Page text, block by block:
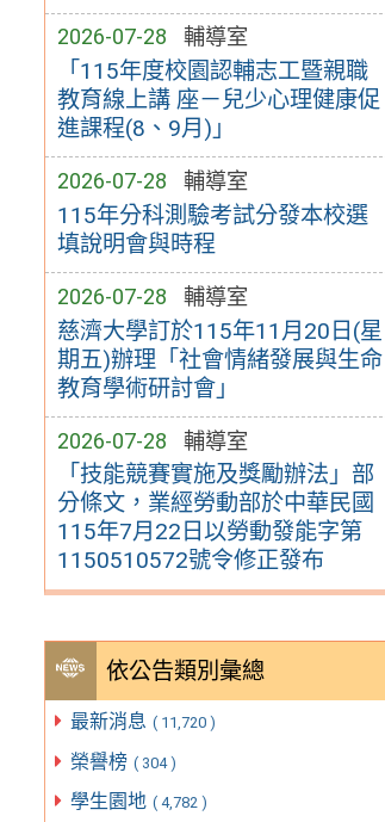
2026-07-28 輔導室
「115年度校園認輔志工暨親職
教育線上講 座－兒少心理健康促
進課程(8、9月)」
2026-07-28 輔導室
115年分科測驗考試分發本校選
填說明會與時程
2026-07-28 輔導室
慈濟大學訂於115年11月20日(星
期五)辦理「社會情緒發展與生命
教育學術研討會」
2026-07-28 輔導室
「技能競賽實施及獎勵辦法」部
分條文，業經勞動部於中華民國
115年7月22日以勞動發能字第
1150510572號令修正發布
依公告類別彙總
最新消息 ( 11,720 )
榮譽榜 ( 304 )
學生園地 ( 4,782 )